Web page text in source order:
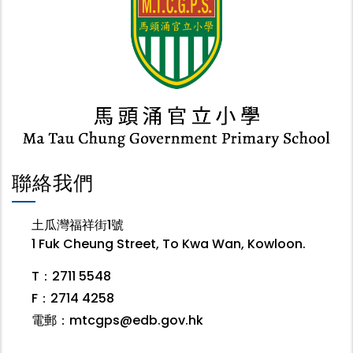
聯絡我們
土瓜灣福祥街1號
1 Fuk Cheung Street, To Kwa Wan, Kowloon.
T：2711 5548
F：2714 4258
電郵： mtcgps@edb.gov.hk